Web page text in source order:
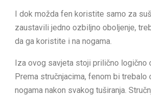
I dok možda fen koristite samo za
zaustavili jedno ozbiljno oboljenje,
da ga koristite i na nogama.
Iza ovog savjeta stoji prilično logično
Prema stručnjacima, fenom bi trebalo
nogama nakon svakog tuširanja.